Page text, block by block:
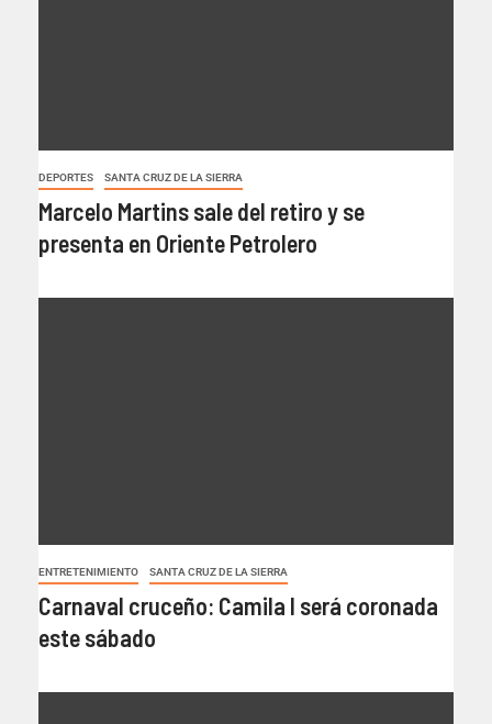
DEPORTES SANTA CRUZ DE LA SIERRA
Marcelo Martins sale del retiro y se
presenta en Oriente Petrolero
ENTRETENIMIENTO SANTA CRUZ DE LA SIERRA
Carnaval cruceño: Camila I será coronada
este sábado